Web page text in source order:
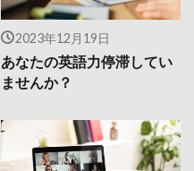
2023年12月19日
あなたの英語力停滞してい
ませんか？